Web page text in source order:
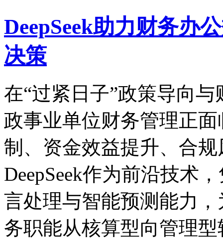
DeepSeek助力财务办
决策
在“过紧日子”政策导向
政事业单位财务管理正
制、资金效益提升、合
DeepSeek作为前沿技术
言处理与智能预测能力
务职能从核算型向管理